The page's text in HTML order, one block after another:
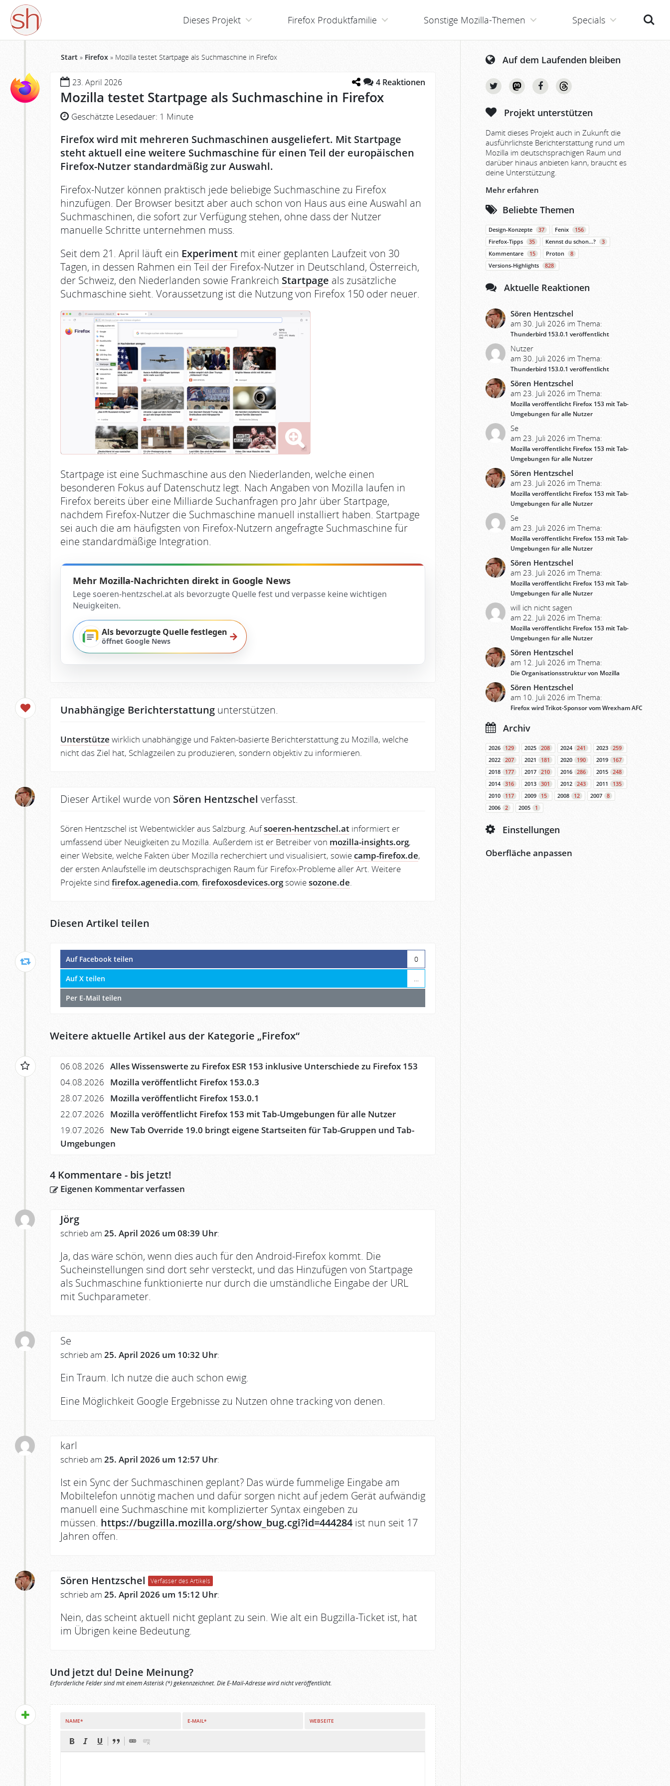
Dieses Projekt Firefox Produktfamilie Sonstige Mozilla-Themen Specials Suche
Start » Firefox » Mozilla testet Startpage als Suchmaschine in Firefox
23. April 2026 4 Reaktionen
Mozilla testet Startpage als Suchmaschine in Firefox
Geschätzte Lesedauer: 1 Minute
Firefox wird mit mehreren Suchmaschinen ausgeliefert. Mit Startpage
steht aktuell eine weitere Suchmaschine für einen Teil der europäischen
Firefox-Nutzer standardmäßig zur Auswahl.
Firefox-Nutzer können praktisch jede beliebige Suchmaschine zu Firefox
hinzufügen. Der Browser besitzt aber auch schon von Haus aus eine Auswahl an
Suchmaschinen, die sofort zur Verfügung stehen, ohne dass der Nutzer
manuelle Schritte unternehmen muss.
Seit dem 21. April läuft ein Experiment mit einer geplanten Laufzeit von 30
Tagen, in dessen Rahmen ein Teil der Firefox-Nutzer in Deutschland, Österreich,
der Schweiz, den Niederlanden sowie Frankreich Startpage als zusätzliche
Suchmaschine sieht. Voraussetzung ist die Nutzung von Firefox 150 oder neuer.
Startpage ist eine Suchmaschine aus den Niederlanden, welche einen
besonderen Fokus auf Datenschutz legt. Nach Angaben von Mozilla laufen in
Firefox bereits über eine Milliarde Suchanfragen pro Jahr über Startpage,
nachdem Firefox-Nutzer die Suchmaschine manuell installiert haben. Startpage
sei auch die am häufigsten von Firefox-Nutzern angefragte Suchmaschine für
eine standardmäßige Integration.
Mehr Mozilla-Nachrichten direkt in Google News
Lege soeren-hentzschel.at als bevorzugte Quelle fest und verpasse keine wichtigen
Neuigkeiten.
Als bevorzugte Quelle festlegen
öffnet Google News →
Unabhängige Berichterstattung unterstützen.
Unterstütze wirklich unabhängige und Fakten-basierte Berichterstattung zu Mozilla, welche
nicht das Ziel hat, Schlagzeilen zu produzieren, sondern objektiv zu informieren.
Dieser Artikel wurde von Sören Hentzschel verfasst.
Sören Hentzschel ist Webentwickler aus Salzburg. Aufsoeren-hentzschel.at informiert er
umfassend über Neuigkeiten zu Mozilla. Außerdem ist er Betreiber von mozilla-insights.org,
einer Website, welche Fakten über Mozilla recherchiert und visualisiert, sowiecamp-firefox.de,
der ersten Anlaufstelle im deutschsprachigen Raum für Firefox-Probleme aller Art. Weitere
Projekte sind firefox.agenedia.com, firefoxosdevices.orgsowiesozone.de
Diesen Artikel teilen
Auf Facebook teilen 0
Auf X teilen …
Per E-Mail teilen
Weitere aktuelle Artikel aus der Kategorie „Firefox“
06.08.2026 Alles Wissenswerte zu Firefox ESR 153 inklusive Unterschiede zu Firefox 153
04.08.2026
Mozilla veröffentlicht Firefox 153.0.3
28.07.2026
Mozilla veröffentlicht Firefox 153.0.1
22.07.2026
Mozilla veröffentlicht Firefox 153 mit Tab-Umgebungen für alle Nutzer
19.07.2026
New Tab Override 19.0 bringt eigene Startseiten für Tab-Gruppen und Tab-
Umgebungen
4 Kommentare - bis jetzt!
Eigenen Kommentar verfassen
Jörg
schrieb am 25. April 2026 um 08:39 Uhr:
Ja, das wäre schön, wenn dies auch für den Android-Firefox kommt. Die
Sucheinstellungen sind dort sehr versteckt, und das Hinzufügen von Startpage
als Suchmaschine funktionierte nur durch die umständliche Eingabe der URL
mit Suchparameter.
Se
schrieb am 25. April 2026 um 10:32 Uhr:
Ein Traum. Ich nutze die auch schon ewig.
Eine Möglichkeit Google Ergebnisse zu Nutzen ohne tracking von denen.
karl
schrieb am 25. April 2026 um 12:57 Uhr:
Ist ein Sync der Suchmaschinen geplant? Das würde fummelige Eingabe am
Mobiltelefon unnötig machen und dafür sorgen nicht auf jedem Gerät aufwändig
manuell eine Suchmaschine mit komplizierter Syntax eingeben zu
müssen. https://bugzilla.mozilla.org/show_bug.cgi?id=444284 ist nun seit 17
Jahren offen.
Sören Hentzschel Verfasser des Artikels
schrieb am 25. April 2026 um 15:12 Uhr:
Nein, das scheint aktuell nicht geplant zu sein. Wie alt ein Bugzilla-Ticket ist, hat
im Übrigen keine Bedeutung.
Und jetzt du! Deine Meinung?
Erforderliche Felder sind mit einem Asterisk (*) gekennzeichnet. Die E-Mail-Adresse wird nicht veröffentlicht.
NAME* E-MAIL* WEBSEITE
Auf dem Laufenden bleiben
Projekt unterstützen
Damit dieses Projekt auch in Zukunft die
ausführlichste Berichterstattung rund um
Mozilla im deutschsprachigen Raum und
darüber hinaus anbieten kann, braucht es
deine Unterstützung.
Mehr erfahren
Beliebte Themen
Design-Konzepte 37 Fenix
156
Firefox-Tipps
35 Kennst du schon…?
3
Kommentare
15 Proton
8
Versions-Highlights
828
Aktuelle Reaktionen
Sören Hentzschel
am 30. Juli 2026 im Thema:
Thunderbird 153.0.1 veröffentlicht
Nutzer
am 30. Juli 2026 im Thema:
Thunderbird 153.0.1 veröffentlicht
Sören Hentzschel
am 23. Juli 2026 im Thema:
Mozilla veröffentlicht Firefox 153 mit Tab-
Umgebungen für alle Nutzer
Se
am 23. Juli 2026 im Thema:
Mozilla veröffentlicht Firefox 153 mit Tab-
Umgebungen für alle Nutzer
Sören Hentzschel
am 23. Juli 2026 im Thema:
Mozilla veröffentlicht Firefox 153 mit Tab-
Umgebungen für alle Nutzer
Se
am 23. Juli 2026 im Thema:
Mozilla veröffentlicht Firefox 153 mit Tab-
Umgebungen für alle Nutzer
Sören Hentzschel
am 23. Juli 2026 im Thema:
Mozilla veröffentlicht Firefox 153 mit Tab-
Umgebungen für alle Nutzer
will ich nicht sagen
am 22. Juli 2026 im Thema:
Mozilla veröffentlicht Firefox 153 mit Tab-
Umgebungen für alle Nutzer
Sören Hentzschel
am 12. Juli 2026 im Thema:
Die Organisationsstruktur von Mozilla
Sören Hentzschel
am 10. Juli 2026 im Thema:
Firefox wird Trikot-Sponsor vom Wrexham AFC
Archiv
2026 129 2025 208 2024 241 2023
259
2022
207 2021 181 2020 190 2019
167
2018
177 2017 210 2016 286 2015
248
2014
316 2013 301 2012 243 2011
135
2010
117 2009 15 2008 12 2007
8
2006
2 2005 1
Einstellungen
Oberfläche anpassen